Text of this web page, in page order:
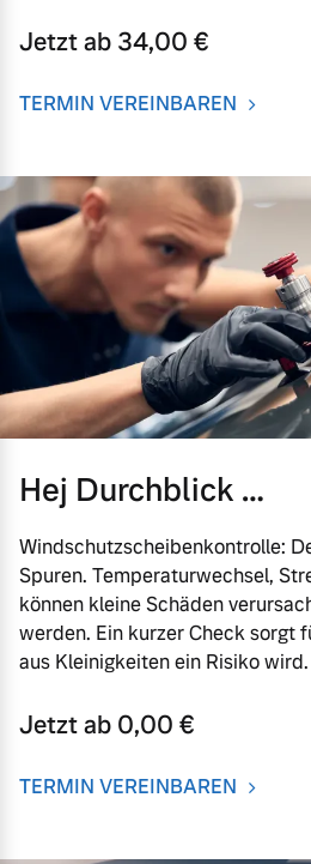
Jetzt ab 34,00 €
TERMIN VEREINBAREN
Hej Durchblick …
Windschutzscheibenkontrolle:
Spuren. Temperaturwechsel,
können kleine Schäden
werden. Ein kurzer Check sorgt
aus Kleinigkeiten ein Risiko wird.
Jetzt ab 0,00 €
TERMIN VEREINBAREN